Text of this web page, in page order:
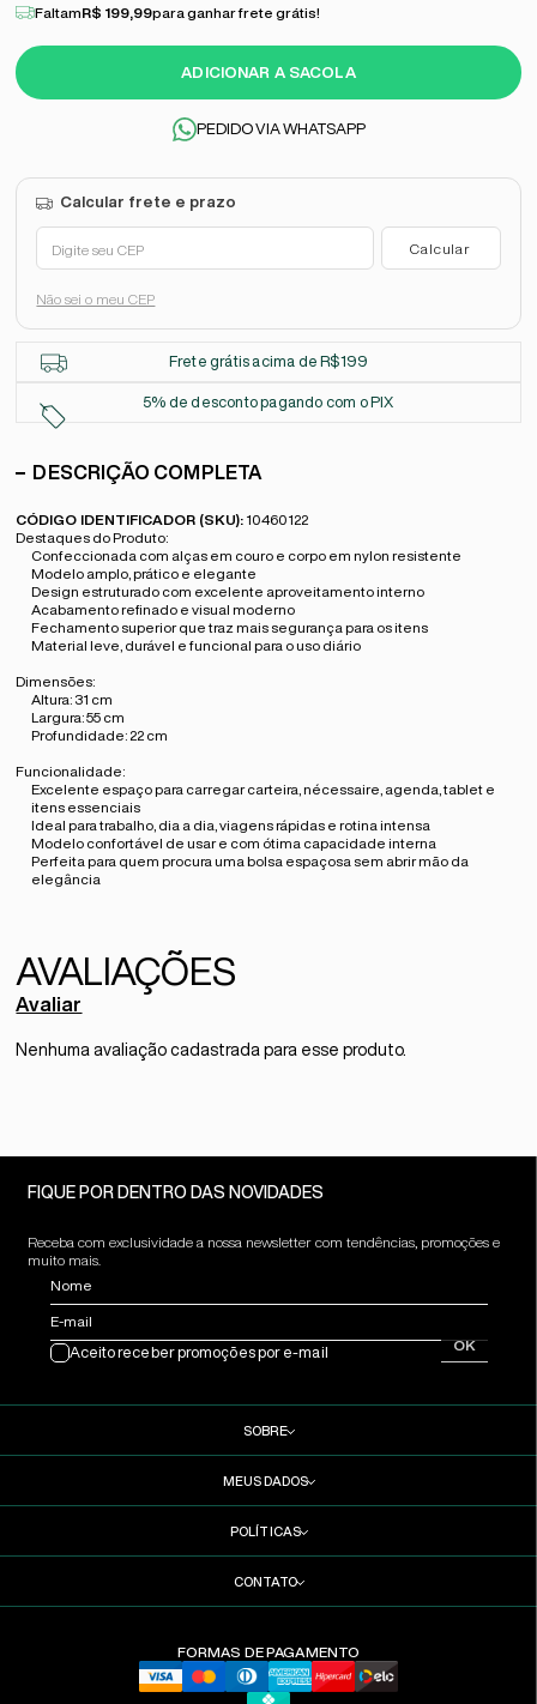
ADICIONAR A SACOLA
FaltamR$ 199,99para ganhar frete grátis!
PEDIDO VIA WHATSAPP
Não sei o meu CEP
Frete grátis acima de R$199
5% de desconto pagando com o PIX
DESCRIÇÃO COMPLETA
CÓDIGO IDENTIFICADOR (SKU): 10460122
Destaques do Produto:
Confeccionada com alças em couro e corpo emnylon resistente
Modelo amplo, prático e elegante
Design estruturado com excelente aproveitamento interno
Acabamento refinado e visual moderno
Fechamento superior que traz mais segurança para os itens
Material leve, durável e funcional para o uso diário
Dimensões:
Altura: 31 cm
Largura:55 cm
Profundidade: 22 cm
Funcionalidade:
Excelente espaço para carregar carteira, nécessaire, agenda, tablet e
itens essenciais
Ideal para trabalho, dia a dia, viagens rápidas e rotina intensa
Modelo confortável de usar e com ótima capacidade interna
Perfeita para quem procura uma bolsa espaçosa sem abrir mão da
elegância
Avaliar
Nenhuma avaliação cadastrada para esse produto.
FIQUE POR DENTRO DAS NOVIDADES
Receba com exclusividade a nossa newsletter com tendências, promoções e
muito mais.
Nome
E-mail
OK
Aceito receber promoções por e-mail
SOBRE
MEUS DADOS
POLÍTICAS
CONTATO
FORMAS DE PAGAMENTO